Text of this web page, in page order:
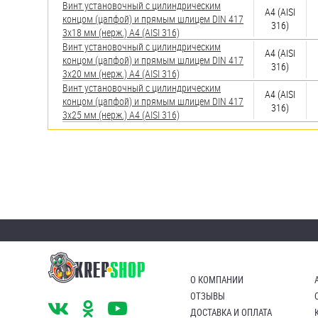
Винт установочный с цилиндрическим
концом (цапфой) и прямым шлицем DIN 417
3х18 мм (нерж.) A4 (AISI 316)
A4 (AISI
316)
Винт установочный с цилиндрическим
концом (цапфой) и прямым шлицем DIN 417
3х20 мм (нерж.) A4 (AISI 316)
A4 (AISI
316)
Винт установочный с цилиндрическим
концом (цапфой) и прямым шлицем DIN 417
3х25 мм (нерж.) A4 (AISI 316)
A4 (AISI
316)
О КОМПАНИИ
ОТЗЫВЫ
ДОСТАВКА И ОПЛАТА